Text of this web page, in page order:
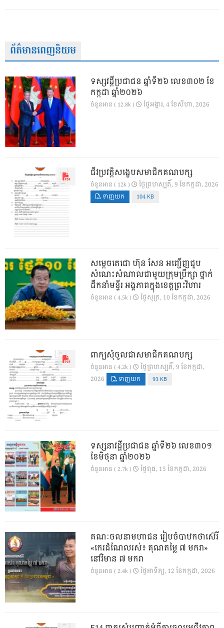
ព័ត៌មានពេញនិយម
ទស្សវដ្តីប្រជាជន ឆ្នាំទី២៦ លេខ៣០២ ខែ
កក្កដា ឆ្នាំ២០២៦
ចំនួនអាន ( 12.8k ) ថ្ងៃ​អង្គារ, 4 ខែ​សីហា, 2026
ជីវប្រវត្តិសង្ខេបសមាជិកគណបក្ស
ចំនួនអាន ( 12k ) ថ្ងៃ​ព្រហស្បតិ៍, 9 ខែ​កក្កដា, 2026
ទាញយក 104 KB
សម្តេចតេជោ ហ៊ុន សែន អញ្ជើញជួប
សំណេះសំណាលជាមួយក្រុមប្រឹក្សា ថ្នាក់
ដឹកនាំមន្ទីរ អង្គភាពក្នុងខេត្តព្រះវិហារ
ចំនួនអាន ( 4.5k ) ថ្ងៃ​សុក្រ, 10 ខែ​កក្កដា, 2026
ពាក្យសុំចូលជាសមាជិកគណបក្ស
ចំនួនអាន ( 4.2k )
ថ្ងៃ​ព្រហស្បតិ៍, 9 ខែ​កក្កដា,
2026
ទាញយក 93 KB
ទស្សនាវដ្ដីប្រជាជន ឆ្នាំទី២៦ លេខ៣០១
ខែមិថុនា ឆ្នាំ២០២៦
ចំនួនអាន ( 2.7k ) ថ្ងៃ​ពុធ, 15 ខែ​កក្កដា, 2026
គណៈចលនាមហាជន រៀបចំបាឋកថាស៊េរី
«កេរដំណែលរស់៖ គុណតម្លៃ ៧ មករា»
នៅវិមាន ៧ មករា
ចំនួនអាន ( 2.4k ) ថ្ងៃ​អាទិត្យ, 12 ខែ​កក្កដា, 2026